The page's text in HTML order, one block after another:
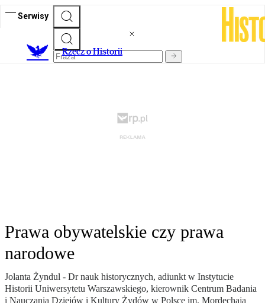
Serwisy
Rzecz o Historii
Prawa obywatelskie czy prawa
narodowe
Jolanta Żyndul - Dr nauk historycznych, adiunkt w Instytucie
Historii Uniwersytetu Warszawskiego, kierownik Centrum Badania
i Nauczania Dziejów i Kultury Żydów w Polsce im. Mordechaja